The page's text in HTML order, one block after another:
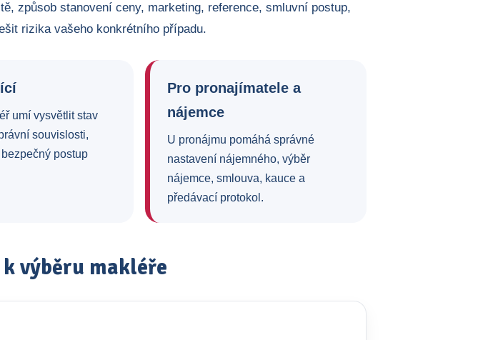
způsob stanovení ceny, marketing, reference, smluvní postup,
rizika vašeho konkrétního případu.
umí vysvětlit stav
souvislosti,
postup
Pro pronajímatele a
nájemce
U pronájmu pomáhá správné
nastavení nájemného, výběr
nájemce, smlouva, kauce a
předávací protokol.
výběru makléře